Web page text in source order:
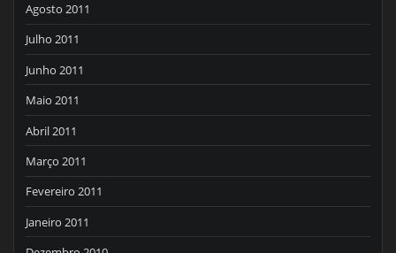
Agosto 2011
Julho 2011
Junho 2011
Maio 2011
Abril 2011
Março 2011
Fevereiro 2011
Janeiro 2011